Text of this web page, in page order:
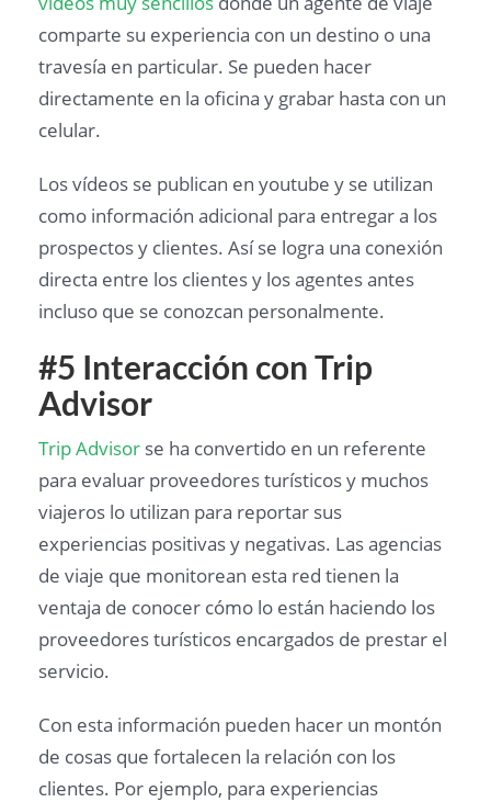
comparte su experiencia con un destino o una
travesía en particular. Se pueden hacer
directamente en la oficina y grabar hasta con un
celular.
Los vídeos se publican en youtube y se utilizan
como información adicional para entregar a los
prospectos y clientes. Así se logra una conexión
directa entre los clientes y los agentes antes
incluso que se conozcan personalmente.
#5 Interacción con Trip
Advisor
Trip Advisor se ha convertido en un referente
para evaluar proveedores turísticos y muchos
viajeros lo utilizan para reportar sus
experiencias positivas y negativas. Las agencias
de viaje que monitorean esta red tienen la
ventaja de conocer cómo lo están haciendo los
proveedores turísticos encargados de prestar el
servicio.
Con esta información pueden hacer un montón
de cosas que fortalecen la relación con los
clientes. Por ejemplo, para experiencias